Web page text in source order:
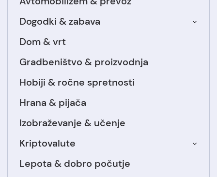
Dogodki & zabava
Dom & vrt
Gradbeništvo & proizvodnja
Hobiji & ročne spretnosti
Hrana & pijača
Izobraževanje & učenje
Kriptovalute
Lepota & dobro počutje